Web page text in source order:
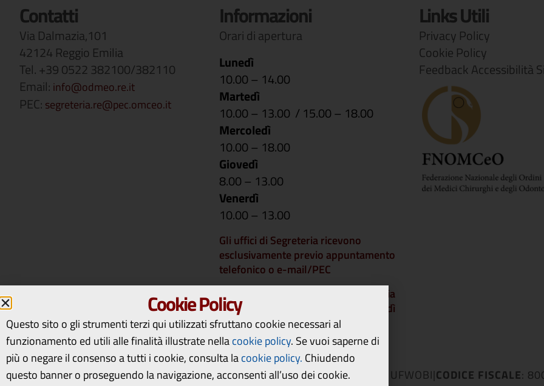
Contatti
Via Dalmazia,101
42124 Reggio Emilia
Tel. +39 0522 382100/382110
Email: info@odmeo.re.it
PEC: segreteria.re@pec.omceo.it
Informazioni
Orari di apertura
Lunedì
10.00 – 14.00
Martedì
10.00 – 13.00 / 15.00 – 18.00
Mercoledì
10.00 – 18.00
Giovedì
8.00 – 13.00
Venerdì
10.00 – 13.00
Gli uffici di Segreteria ricevono
esclusivamente previo appuntamento
telefonico o e-mail/PEC
Si comunica che gli Uffici di Segreteria
rimarranno chiusi a partire da venerdì
14 a venerdì 21 agosto 2026 e
riapriranno lunedì 24 agosto.
Links Utili
Privacy Policy
Cookie Policy
Feedback Accessibilità
CODICE IPA AMMINISTRAZIONE: OMCO_RE|CODICE UNIVOCO UFFICIO : UFWOBI|CODICE FISCALE:
Cookie Policy
Questo sito o gli strumenti terzi qui utilizzati sfruttano cookie necessari al
funzionamento ed utili alle finalità illustrate nellacookie policy. Se vuoi saperne di
più o negare il consenso a tutti i cookie, consulta lacookie policy. Chiudendo
questo banner o proseguendo la navigazione, acconsenti all’uso dei cookie.